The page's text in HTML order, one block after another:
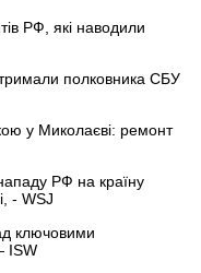
РФ, які наводили
полковника СБУ
у Миколаєві: ремонт
РФ на країну
- WSJ
ключовими
ISW